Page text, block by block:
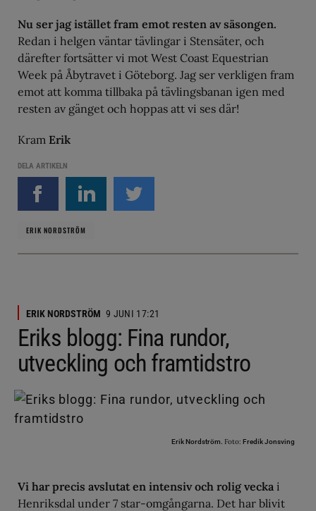
Nu ser jag istället fram emot resten av säsongen.
Redan i helgen väntar tävlingar i Stensäter, och
därefter fortsätter vi mot West Coast Equestrian
Week på Åbytravet i Göteborg. Jag ser verkligen fram
emot att komma tillbaka på tävlingsbanan igen med
resten av gänget och hoppas att vi ses där!
Kram Erik
DELA ARTIKELN
ERIK NORDSTRÖM
ERIK NORDSTRÖM 9 JUNI 17:21
Eriks blogg: Fina rundor,
utveckling och framtidstro
Erik Nordström. Foto: Fredik Jonsving
Vi har precis avslutat en intensiv och rolig vecka i
Henriksdal under 7 star-omgångarna. Det har blivit